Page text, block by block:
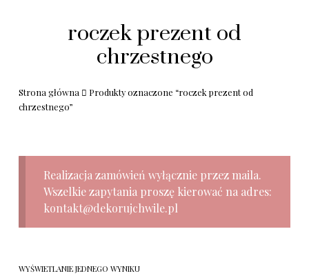
roczek prezent od
chrzestnego
Strona główna
Produkty oznaczone “roczek prezent od
chrzestnego”
Realizacja zamówień wyłącznie przez maila.
Wszelkie zapytania proszę kierować na adres:
kontakt@dekorujchwile.pl
WYŚWIETLANIE JEDNEGO WYNIKU